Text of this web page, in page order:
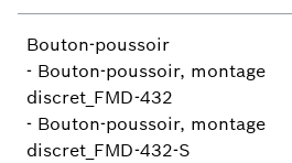
Bouton-poussoir
- Bouton-poussoir, montage
discret_FMD-432
- Bouton-poussoir, montage
discret_FMD-432-S